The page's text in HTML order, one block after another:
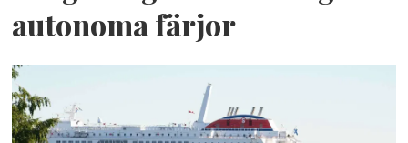
autonoma färjor